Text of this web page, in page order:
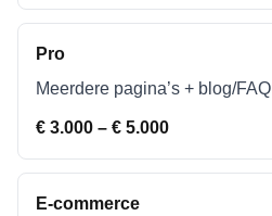
Pro
Meerdere pagina’s + blog/FAQ
€ 3.000 – € 5.000
E-commerce